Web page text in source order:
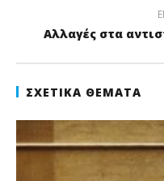
Αλλαγές στα
ΣΧΕΤΙΚΆ ΘΈΜΑΤΑ